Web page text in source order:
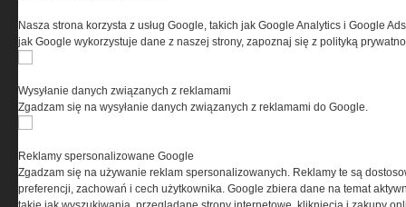
(zwana dalej Grupa MEDIUM) w postaci Regulaminu.
PRYWATNOŚĆ
Ta witryna wykorzystuje pliki cookies do przechowywania
Nasza strona korzysta z usług Google, takich jak Google Analytics i Google
jak Google wykorzystuje dane z naszej strony, zapoznaj się z polityką
Wysyłanie danych związanych z reklamami
Zgadzam się na wysyłanie danych związanych z reklamami do Google.
Reklamy spersonalizowane Google
Zgadzam się na używanie reklam spersonalizowanych. Reklamy te są
preferencji, zachowań i cech użytkownika. Google zbiera dane na temat